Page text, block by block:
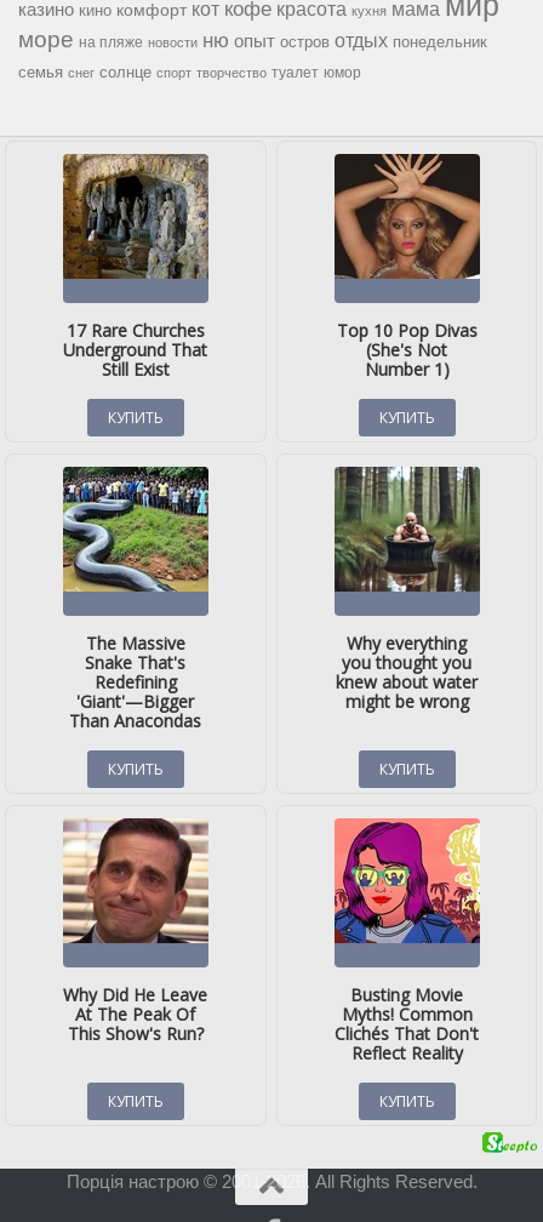
казино кино комфорт кот кофе красота кухня мама
море на пляже новости ню опыт остров отдых понедельник
семья снег солнце спорт творчество туалет юмор
Порція настрою © 2001-2026. All Rights Reserved.